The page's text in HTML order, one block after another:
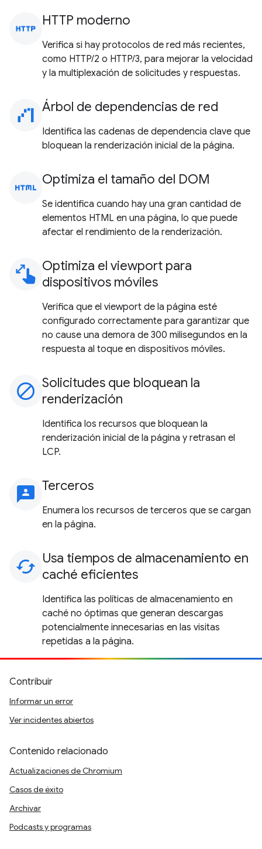
http HTTP moderno
Verifica si hay protocolos de red más recientes,
como HTTP/2 o HTTP/3, para mejorar la velocidad
y la multiplexación de solicitudes y respuestas.
waterfall_chart Árbol de dependencias de red
Identifica las cadenas de dependencia clave que
bloquean la renderización inicial de la página.
html Optimiza el tamaño del DOM
Se identifica cuando hay una gran cantidad de
elementos HTML en una página, lo que puede
afectar el rendimiento de la renderización.
pinch Optimiza el viewport para
dispositivos móviles
Verifica que el viewport de la página esté
configurado correctamente para garantizar que
no cause una demora de 300 milisegundos en la
respuesta al toque en dispositivos móviles.
block Solicitudes que bloquean la
renderización
Identifica los recursos que bloquean la
renderización inicial de la página y retrasan el
LCP.
3p Terceros
Enumera los recursos de terceros que se cargan
en la página.
cached Usa tiempos de almacenamiento en
caché eficientes
Identifica las políticas de almacenamiento en
caché no óptimas que generan descargas
potencialmente innecesarias en las visitas
repetidas a la página.
Contribuir
Informar un error
Ver incidentes abiertos
Contenido relacionado
Actualizaciones de Chromium
Casos de éxito
Archivar
Podcasts y programas